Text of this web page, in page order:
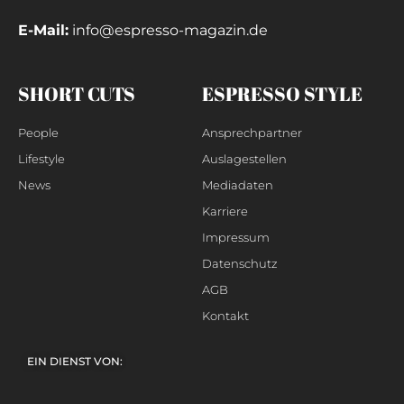
E-Mail: info@espresso-magazin.de
SHORT CUTS
People
Lifestyle
News
ESPRESSO STYLE
Ansprechpartner
Auslagestellen
Mediadaten
Karriere
Impressum
Datenschutz
AGB
Kontakt
EIN DIENST VON: